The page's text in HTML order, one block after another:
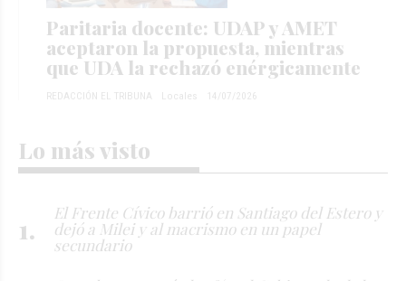
Paritaria docente: UDAP y AMET
aceptaron la propuesta, mientras
que UDA la rechazó enérgicamente
REDACCIÓN EL TRIBUNA Locales 14/07/2026
Lo más visto
El Frente Cívico barrió en Santiago del Estero y
dejó a Milei y al macrismo en un papel
secundario